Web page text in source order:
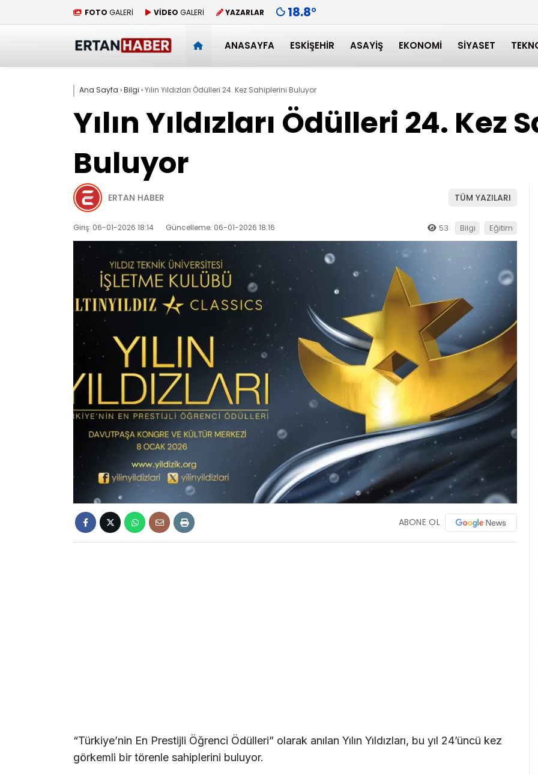
FOTO GALERİ VİDEO GALERİ YAZARLAR 18.8°
ANASAYFA ESKIŞEHIR ASAYIŞ EKONOMI SIYASET
Ana Sayfa ›Bilgi ›Yılın Yıldızları Ödülleri 24. Kez Sahiplerini Buluyor
Yılın Yıldızları Ödülleri 24. Kez
Buluyor
ERTAN HABER TÜM YAZILARI
Giriş: 06-01-2026 18:14 Güncelleme: 06-01-2026 18:16 53 Bilgi Eğitim
ABONE OL
“Türkiye’nin En Prestijli Öğrenci Ödülleri” olarak anılan Yılın Yıldızları, bu yıl 24’üncü kez
görkemli bir törenle sahiplerini buluyor.